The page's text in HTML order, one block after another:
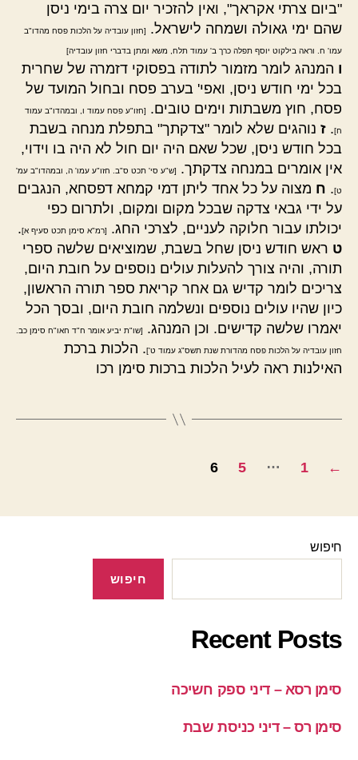
"ביום צרתי אקראך", ואין להזכיר יום צרה בימי ניסן
שהם ימי גאולה ושמחה לישראל.
[חזון עובדיה על הלכות פסח מהדו"ב
עמו' ח. וראה בילקוט יוסף תפלה כרך ב' עמוד תלח, משא ומתן בדברי חזון עובדיה]
ו המנהג לומר מזמור לתודה בפסוקי דזמרה של שחרית
בכל ימי חודש ניסן, ואפי' בערב פסח ובחול המועד של
פסח, חוץ משבתות וימים טובים.
[חזו"ע פסח עמוד ו, ובמהדו"ב עמוד
ח]. ז נוהגים שלא לומר "צדקתך" בתפלת מנחה בשבת
בכל חודש ניסן, שכל שאם היה יום חול לא היה בו וידוי,
אין אומרים במנחה צדקתך.
[ש"ע סי' תכט ס"ב. חזו"ע עמו' ה, ובמהדו"ב עמ'
ט]. ח מצוה על כל אחד ליתן דמי קמחא דפסחא, הנגבים
על ידי גבאי צדקה שבכל מקום ומקום, ולתרום כפי
יכולתו עבור חלוקה לעניים, לצרכי החג.
[רמ"א סימן תכט סעיף א].
ט ראש חודש ניסן שחל בשבת, שמוציאים שלשה ספרי
תורה, והיה צורך להעלות עולים נוספים על חובת היום,
צריכים לומר קדיש גם אחר קריאת ספר תורה הראשון,
כיון שהיו עולים נוספים ונשלמה חובת היום, ובסך הכל
יאמרו שלשה קדישים. וכן המנהג.
[שו"ת יביע אומר ח"ד חאו"ח סימן כב.
חזון עובדיה על הלכות פסח מהדורת שנת תשס"ג עמוד ט']. הלכות ברכת
האילנות ראה לעיל הלכות ברכות סימן רכו
Posts
←
1
…
5
6
חיפוש
חיפוש
Recent Posts
סימן רסא – דיני ספק חשיכה
סימן רס – דיני כניסת שבת